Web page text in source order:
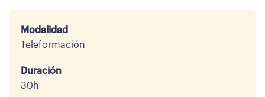
Modalidad
Teleformación
Duración
30h